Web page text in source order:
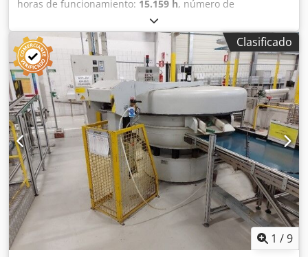
horas de funcionamiento: 15.159 h, número de
, Un vibrador artesa (máquina de
acabado vibratorio) incluyendo centrífuga del fabricante
Rösler está a la venta. La máquina está en muy buenas
condiciones y puede ser inspeccionado en el lugar por cita
telefónica. Dedpfx Aieqrr A Rsvock
Clasificado
1 /9